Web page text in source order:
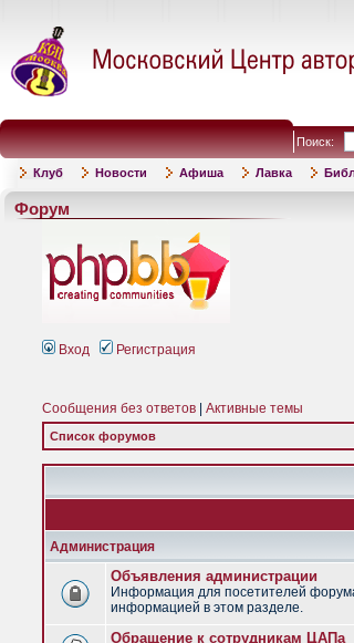
Поиск:
Клуб Новости Афиша Лавка
Форум
Вход Регистрация
Сообщения без ответов Активные темы
Список форумов
Администрация
Объявления администрации
Информация для посетителей
информацией в этом разделе.
Обращение к сотрудникам ЦАПа